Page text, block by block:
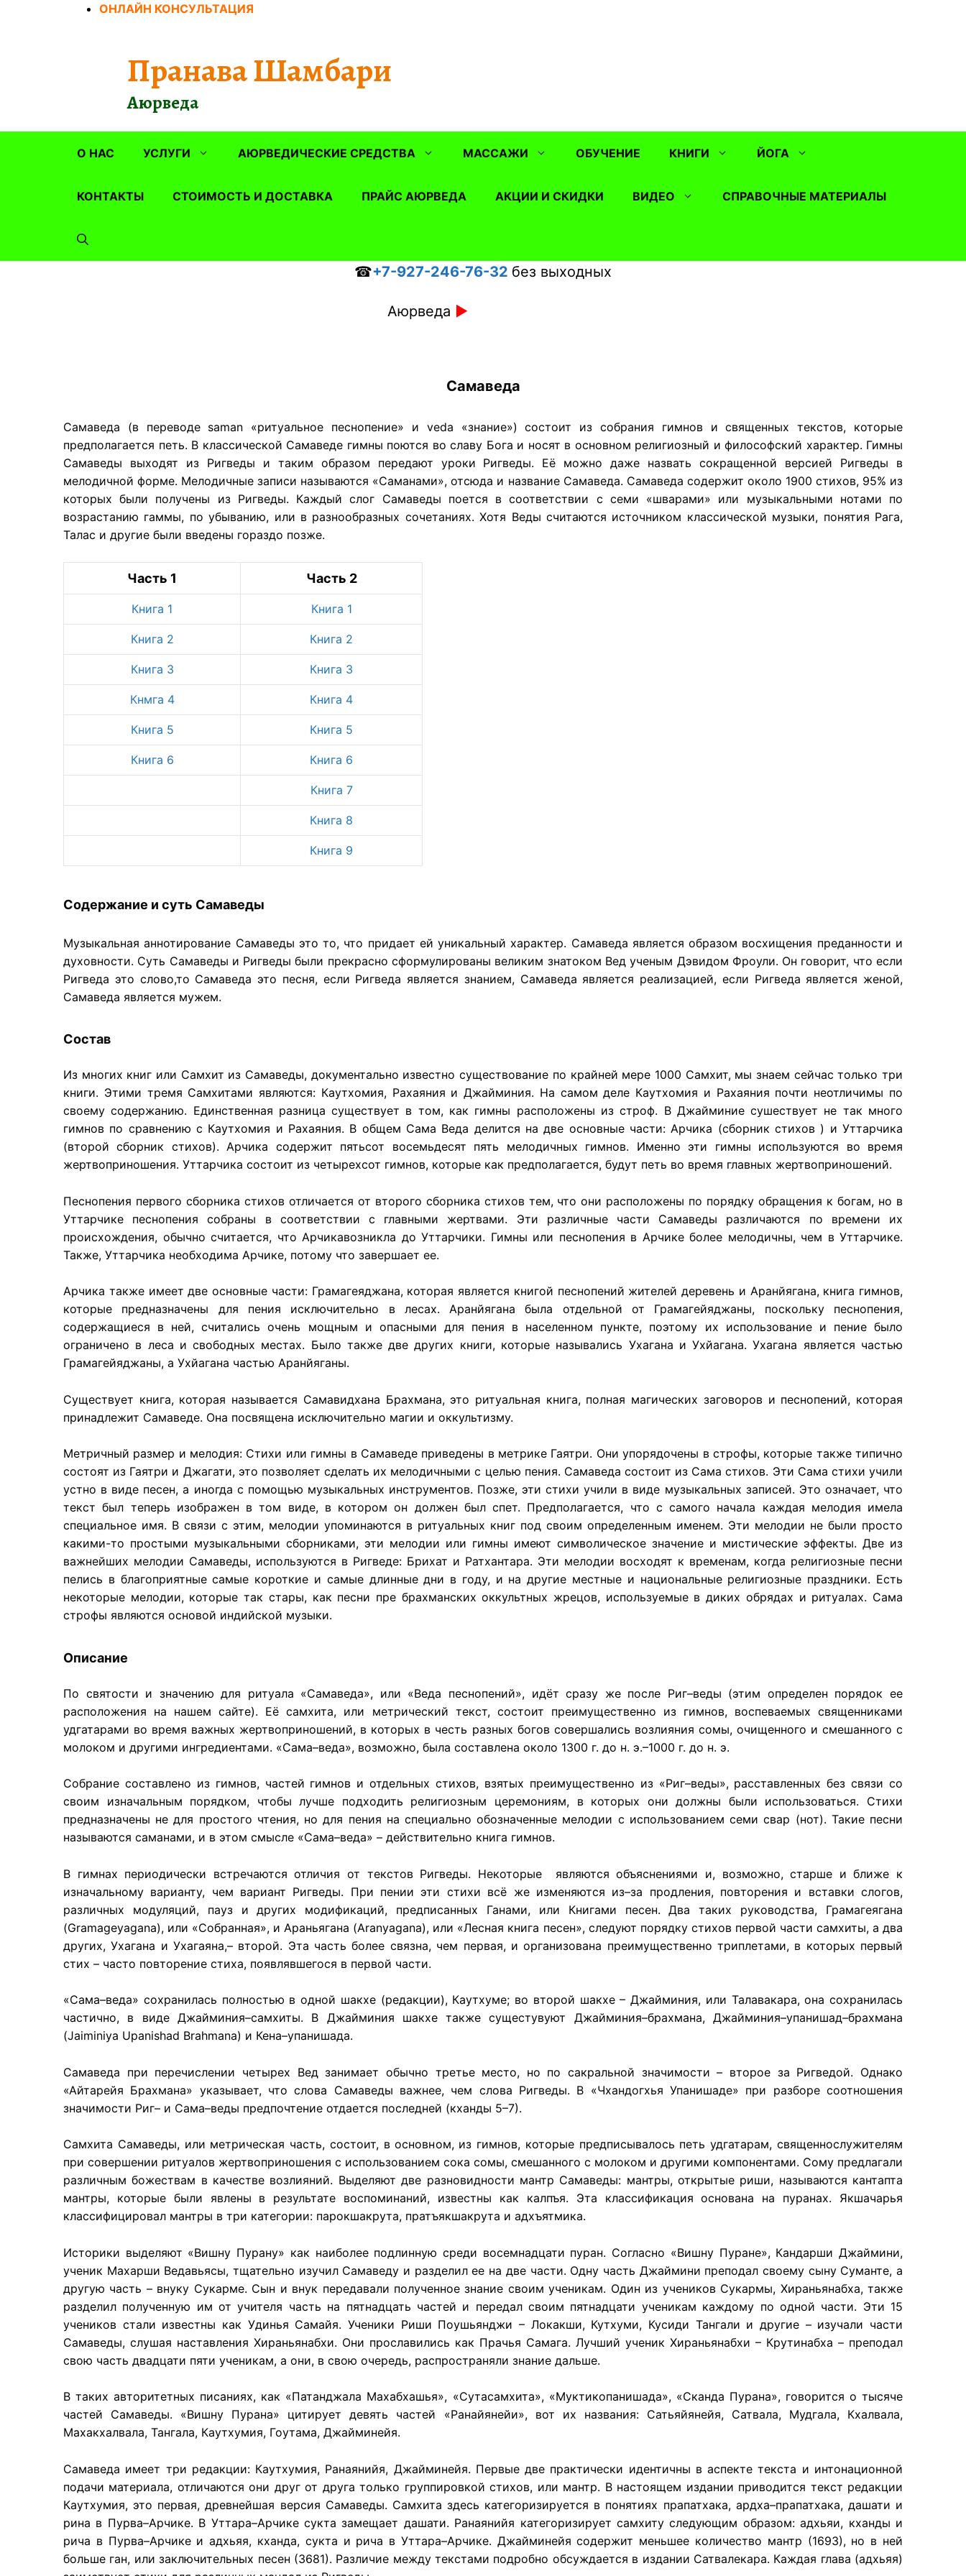
ОНЛАЙН КОНСУЛЬТАЦИЯ
Пранава Шамбари
Аюрведа
О НАС УСЛУГИ АЮРВЕДИЧЕСКИЕ СРЕДСТВА МАССАЖИ ОБУЧЕНИЕ КНИГИ ЙОГА
КОНТАКТЫ СТОИМОСТЬ И ДОСТАВКА ПРАЙС АЮРВЕДА АКЦИИ И СКИДКИ ВИДЕО СПРАВОЧНЫЕ МАТЕРИАЛЫ
☎+7-927-246-76-32 без выходных
Аюрведа ►
Самаведа
Самаведа (в переводе saman «ритуальное песнопение» и veda «знание») состоит из собрания гимнов и священных текстов, которые
предполагается петь. В классической Самаведе гимны поются во славу Бога и носят в основном религиозный и философский характер. Гимны
Самаведы выходят из Ригведы и таким образом передают уроки Ригведы. Её можно даже назвать сокращенной версией Ригведы в
мелодичной форме. Мелодичные записи называются «Саманами», отсюда и название Самаведа. Самаведа содержит около 1900 стихов, 95% из
которых были получены из Ригведы. Каждый слог Самаведы поется в соответствии с семи «шварами» или музыкальными нотами по
возрастанию гаммы, по убыванию, или в разнообразных сочетаниях. Хотя Веды считаются источником классической музыки, понятия Рага,
Талас и другие были введены гораздо позже.
Часть 1 Часть 2
Книга 1 Книга 1
Книга 2 Книга 2
Книга 3 Книга 3
Кнмга 4 Книга 4
Книга 5 Книга 5
Книга 6 Книга 6
Книга 7
Книга 8
Книга 9
Содержание и суть Самаведы
Музыкальная аннотирование Самаведы это то, что придает ей уникальный характер. Самаведа является образом восхищения преданности и
духовности. Суть Самаведы и Ригведы были прекрасно сформулированы великим знатоком Вед ученым Дэвидом Фроули. Он говорит, что если
Ригведа это слово,то Самаведа это песня, если Ригведа является знанием, Самаведа является реализацией, если Ригведа является женой,
Самаведа является мужем.
Состав
Из многих книг или Самхит из Самаведы, документально известно существование по крайней мере 1000 Самхит, мы знаем сейчас только три
книги. Этими тремя Самхитами являются: Каутхомия, Рахаяния и Джайминия. На самом деле Каутхомия и Рахаяния почти неотличимы по
своему содержанию. Единственная разница существует в том, как гимны расположены из строф. В Джайминие сушествует не так много
гимнов по сравнению с Каутхомия и Рахаяния. В общем Сама Веда делится на две основные части: Арчика (сборник стихов ) и Уттарчика
(второй сборник стихов). Арчика содержит пятьсот восемьдесят пять мелодичных гимнов. Именно эти гимны используются во время
жертвоприношения. Уттарчика состоит из четырехсот гимнов, которые как предполагается, будут петь во время главных жертвоприношений.
Песнопения первого сборника стихов отличается от второго сборника стихов тем, что они расположены по порядку обращения к богам, но в
Уттарчике песнопения собраны в соответствии с главными жертвами. Эти различные части Самаведы различаются по времени их
происхождения, обычно считается, что Арчикавозникла до Уттарчики. Гимны или песнопения в Арчике более мелодичны, чем в Уттарчике.
Также, Уттарчика необходима Арчике, потому что завершает ее.
Арчика также имеет две основные части: Грамагеяджана, которая является книгой песнопений жителей деревень и Аранйягана, книга гимнов,
которые предназначены для пения исключительно в лесах. Аранйягана была отдельной от Грамагейяджаны, поскольку песнопения,
содержащиеся в ней, считались очень мощным и опасными для пения в населенном пункте, поэтому их использование и пение было
ограничено в леса и свободных местах. Было также две других книги, которые назывались Ухагана и Ухйагана. Ухагана является частью
Грамагейяджаны, а Ухйагана частью Аранйяганы.
Существует книга, которая называется Самавидхана Брахмана, это ритуальная книга, полная магических заговоров и песнопений, которая
принадлежит Самаведе. Она посвящена исключительно магии и оккультизму.
Метричный размер и мелодия: Стихи или гимны в Самаведе приведены в метрике Гаятри. Они упорядочены в строфы, которые также типично
состоят из Гаятри и Джагати, это позволяет сделать их мелодичными с целью пения. Самаведа состоит из Сама стихов. Эти Сама стихи учили
устно в виде песен, а иногда с помощью музыкальных инструментов. Позже, эти стихи учили в виде музыкальных записей. Это означает, что
текст был теперь изображен в том виде, в котором он должен был спет. Предполагается, что с самого начала каждая мелодия имела
специальное имя. В связи с этим, мелодии упоминаются в ритуальных книг под своим определенным именем. Эти мелодии не были просто
какими-то простыми музыкальными сборниками, эти мелодии или гимны имеют символическое значение и мистические эффекты. Две из
важнейших мелодии Самаведы, используются в Ригведе: Брихат и Ратхантара. Эти мелодии восходят к временам, когда религиозные песни
пелись в благоприятные самые короткие и самые длинные дни в году, и на другие местные и национальные религиозные праздники. Есть
некоторые мелодии, которые так стары, как песни пре брахманских оккультных жрецов, используемые в диких обрядах и ритуалах. Сама
строфы являются основой индийской музыки.
Описание
По святости и значению для ритуала «Самаведа», или «Веда песнопений», идёт сразу же после Риг–веды (этим определен порядок ее
расположения на нашем сайте). Её самхита, или метрический текст, состоит преимущественно из гимнов, воспеваемых священниками
удгатарами во время важных жертвоприношений, в которых в честь разных богов совершались возлияния сомы, очищенного и смешанного с
молоком и другими ингредиентами. «Сама–веда», возможно, была составлена около 1300 г. до н. э.–1000 г. до н. э.
Собрание составлено из гимнов, частей гимнов и отдельных стихов, взятых преимущественно из «Риг–веды», расставленных без связи со
своим изначальным порядком, чтобы лучше подходить религиозным церемониям, в которых они должны были использоваться. Стихи
предназначены не для простого чтения, но для пения на специально обозначенные мелодии с использованием семи свар (нот). Такие песни
называются саманами, и в этом смысле «Сама–веда» – действительно книга гимнов.
В гимнах периодически встречаются отличия от текстов Ригведы. Некоторые являются объяснениями и, возможно, старше и ближе к
изначальному варианту, чем вариант Ригведы. При пении эти стихи всё же изменяются из–за продления, повторения и вставки слогов,
различных модуляций, пауз и других модификаций, предписанных Ганами, или Книгами песен. Два таких руководства, Грамагеягана
(Gramageyagana), или «Собранная», и Араньягана (Aranyagana), или «Лесная книга песен», следуют порядку стихов первой части самхиты, а два
других, Ухагана и Ухагаяна,– второй. Эта часть более связна, чем первая, и организована преимущественно триплетами, в которых первый
стих – часто повторение стиха, появлявшегося в первой части.
«Сама–веда» сохранилась полностью в одной шакхе (редакции), Каутхуме; во второй шакхе – Джайминия, или Талавакара, она сохранилась
частично, в виде Джайминия–самхиты. В Джайминия шакхе также сущестувуют Джайминия–брахмана, Джайминия–упанишад–брахмана
(Jaiminiya Upanishad Brahmana) и Кена–упанишада.
Самаведа при перечислении четырех Вед занимает обычно третье место, но по сакральной значимости – второе за Ригведой. Однако
«Айтарейя Брахмана» указывает, что слова Самаведы важнее, чем слова Ригведы. В «Чхандогхья Упанишаде» при разборе соотношения
значимости Риг– и Сама–веды предпочтение отдается последней (кханды 5–7).
Самхита Самаведы, или метрическая часть, состоит, в основном, из гимнов, которые предписывалось петь удгатарам, священнослужителям
при совершении ритуалов жертвоприношения с использованием сока сомы, смешанного с молоком и другими компонентами. Сому предлагали
различным божествам в качестве возлияний. Выделяют две разновидности мантр Самаведы: мантры, открытые риши, называются кантапта
мантры, которые были явлены в результате воспоминаний, известны как калпъя. Эта классификация основана на пуранах. Якшачарья
классифицировал мантры в три категории: парокшакрута, пратъякшакрута и адхъятмика.
Историки выделяют «Вишну Пурану» как наиболее подлинную среди восемнадцати пуран. Согласно «Вишну Пуране», Кандарши Джаймини,
ученик Махарши Ведавьясы, тщательно изучил Самаведу и разделил ее на две части. Одну часть Джаймини преподал своему сыну Суманте, а
другую часть – внуку Сукарме. Сын и внук передавали полученное знание своим ученикам. Один из учеников Сукармы, Хираньянабха, также
разделил полученную им от учителя часть на пятнадцать частей и передал своим пятнадцати ученикам каждому по одной части. Эти 15
учеников стали известны как Удинья Самайя. Ученики Риши Поушьянджи – Локакши, Кутхуми, Кусиди Тангали и другие – изучали части
Самаведы, слушая наставления Хираньянабхи. Они прославились как Прачья Самага. Лучший ученик Хираньянабхи – Крутинабха – преподал
свою часть двадцати пяти ученикам, а они, в свою очередь, распространяли знание дальше.
В таких авторитетных писаниях, как «Патанджала Махабхашья», «Сутасамхита», «Муктикопанишада», «Сканда Пурана», говорится о тысяче
частей Самаведы. «Вишну Пурана» цитирует девять частей «Ранайянейи», вот их названия: Сатьяйянейя, Сатвала, Мудгала, Кхалвала,
Махакхалвала, Тангала, Каутхумия, Гоутама, Джайминейя.
Самаведа имеет три редакции: Каутхумия, Ранаянийя, Джайминейя. Первые две практически идентичны в аспекте текста и интонационной
подачи материала, отличаются они друг от друга только группировкой стихов, или мантр. В настоящем издании приводится текст редакции
Каутхумия, это первая, древнейшая версия Самаведы. Самхита здесь категоризируется в понятиях прапатхака, ардха–прапатхака, дашати и
рина в Пурва–Арчике. В Уттара–Арчике сукта замещает дашати. Ранаянийя категоризирует самхиту следующим образом: адхьяи, кханды и
рича в Пурва–Арчике и адхьяя, кханда, сукта и рича в Уттара–Арчике. Джайминейя содержит меньшее количество мантр (1693), но в ней
больше ган, или заключительных песен (3681). Различие между текстами подробно обсуждается в издании Сатвалекара. Каждая глава (адхьяя)